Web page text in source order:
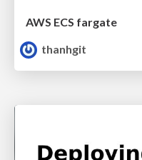
AWS ECS fargate
thanhgit